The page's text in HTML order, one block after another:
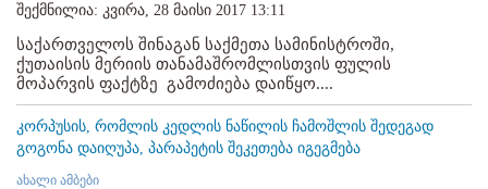
შექმნილია: კვირა, 28 მაისი 2017 13:11
საქართველოს შინაგან საქმეთა სამინისტროში,
ქუთაისის მერიის თანამაშრომლისთვის ფულის
მოპარვის ფაქტზე გამოძიება დაიწყო....
კორპუსის, რომლის კედლის ნაწილის ჩამოშლის შედეგად
გოგონა დაიღუპა, პარაპეტის შეკეთება იგეგმება
ახალი ამბები